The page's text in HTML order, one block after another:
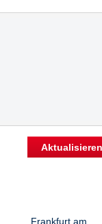
Frankfurt am